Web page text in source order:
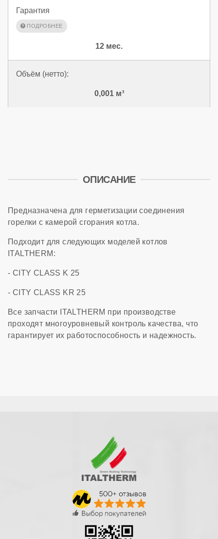
Гарантия
12 мес.
Объём (нетто):
0,001 м³
ОПИСАНИЕ
Предназначена для герметизации соединения
горелки с камерой сгорания котла.
Подходит для следующих моделей котлов
ITALTHERM:
- CITY CLASS K 25
- CITY CLASS KR 25
Все запчасти ITALTHERM при производстве
проходят многоуровневый контроль качества, что
гарантирует их работоспособность и надежность.